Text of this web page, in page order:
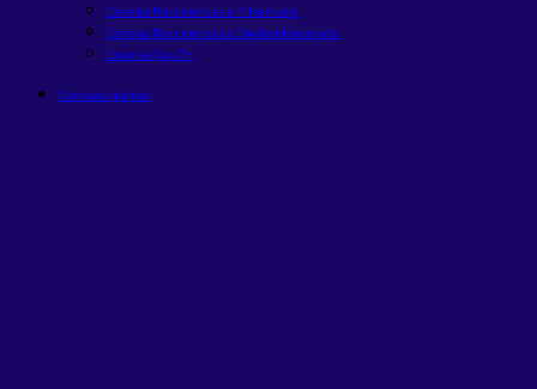
Carteira Recomendada FIIsem alta
Carteira Recomendada Dividendosem alta
Smart Ações 5+
Carteiras globais